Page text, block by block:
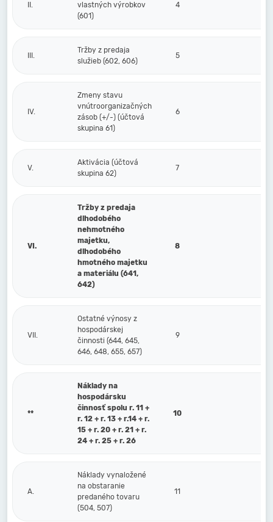
II.
vlastných výrobkov
(601)
4
III.
Tržby z predaja
služieb (602, 606)
5
IV.
Zmeny stavu
vnútroorganizačných
zásob (+/-) (účtová
skupina 61)
6
V.
Aktivácia (účtová
skupina 62)
7
VI.
Tržby z predaja
dlhodobého
nehmotného
majetku,
dlhodobého
hmotného majetku
a materiálu (641,
642)
8
VII.
Ostatné výnosy z
hospodárskej
činnosti (644, 645,
646, 648, 655, 657)
9
**
Náklady na
hospodársku
činnosť spolu r. 11 +
r. 12 + r. 13 + r.14 + r.
15 + r. 20 + r. 21 + r.
24 + r. 25 + r. 26
10
A.
Náklady vynaložené
na obstaranie
predaného tovaru
(504, 507)
11